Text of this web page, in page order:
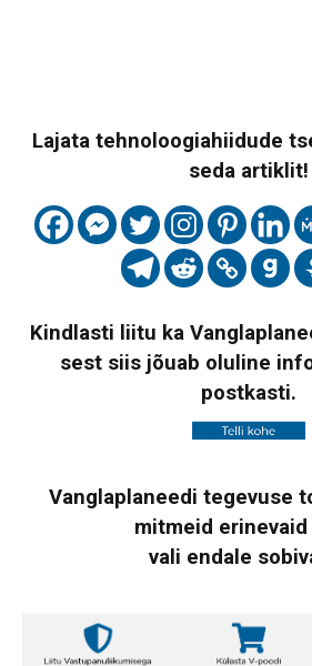
Lajata tehnoloogiahiidude
seda artiklit!
Kindlasti liitu ka
sest siis jõuab oluline
postkasti.
Vanglaplaneedi tegevuse
mitmeid erinevaid
vali endale